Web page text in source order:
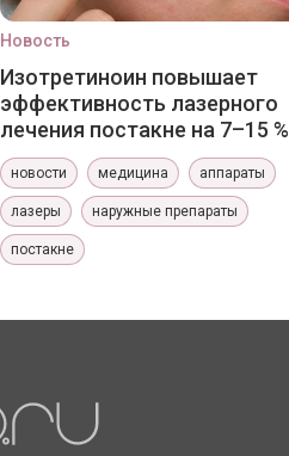
Новость
Изотретиноин повышает
эффективность лазерного
лечения постакне на 7–15 %
новости медицина аппараты
лазеры наружные препараты
постакне